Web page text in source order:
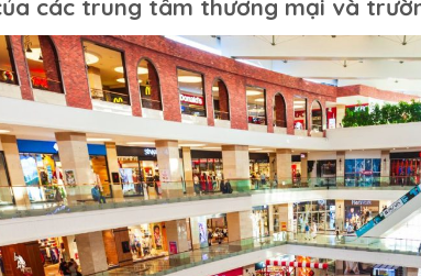
các trung tâm thương mại và